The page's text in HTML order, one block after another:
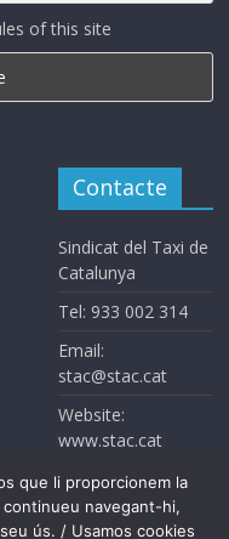
of this site
Contacte
Sindicat del Taxi de
Catalunya
Tel: 933 002 314
Email:
stac@stac.cat
Website:
www.stac.cat
que li proporcionem la
navegant-hi,
ús. / Usamos cookies